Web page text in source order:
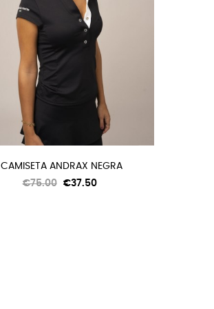
CAMISETA ANDRAX NEGRA
Regular
€75.00 Price
€37.50